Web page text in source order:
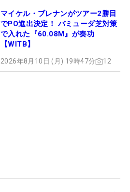
マイケル・ブレナンがツアー2勝目
でPO進出決定！ バミューダ芝対策
で入れた『60.08M』が奏功
【WITB】
2026年8月10日 (月) 19時47分 12